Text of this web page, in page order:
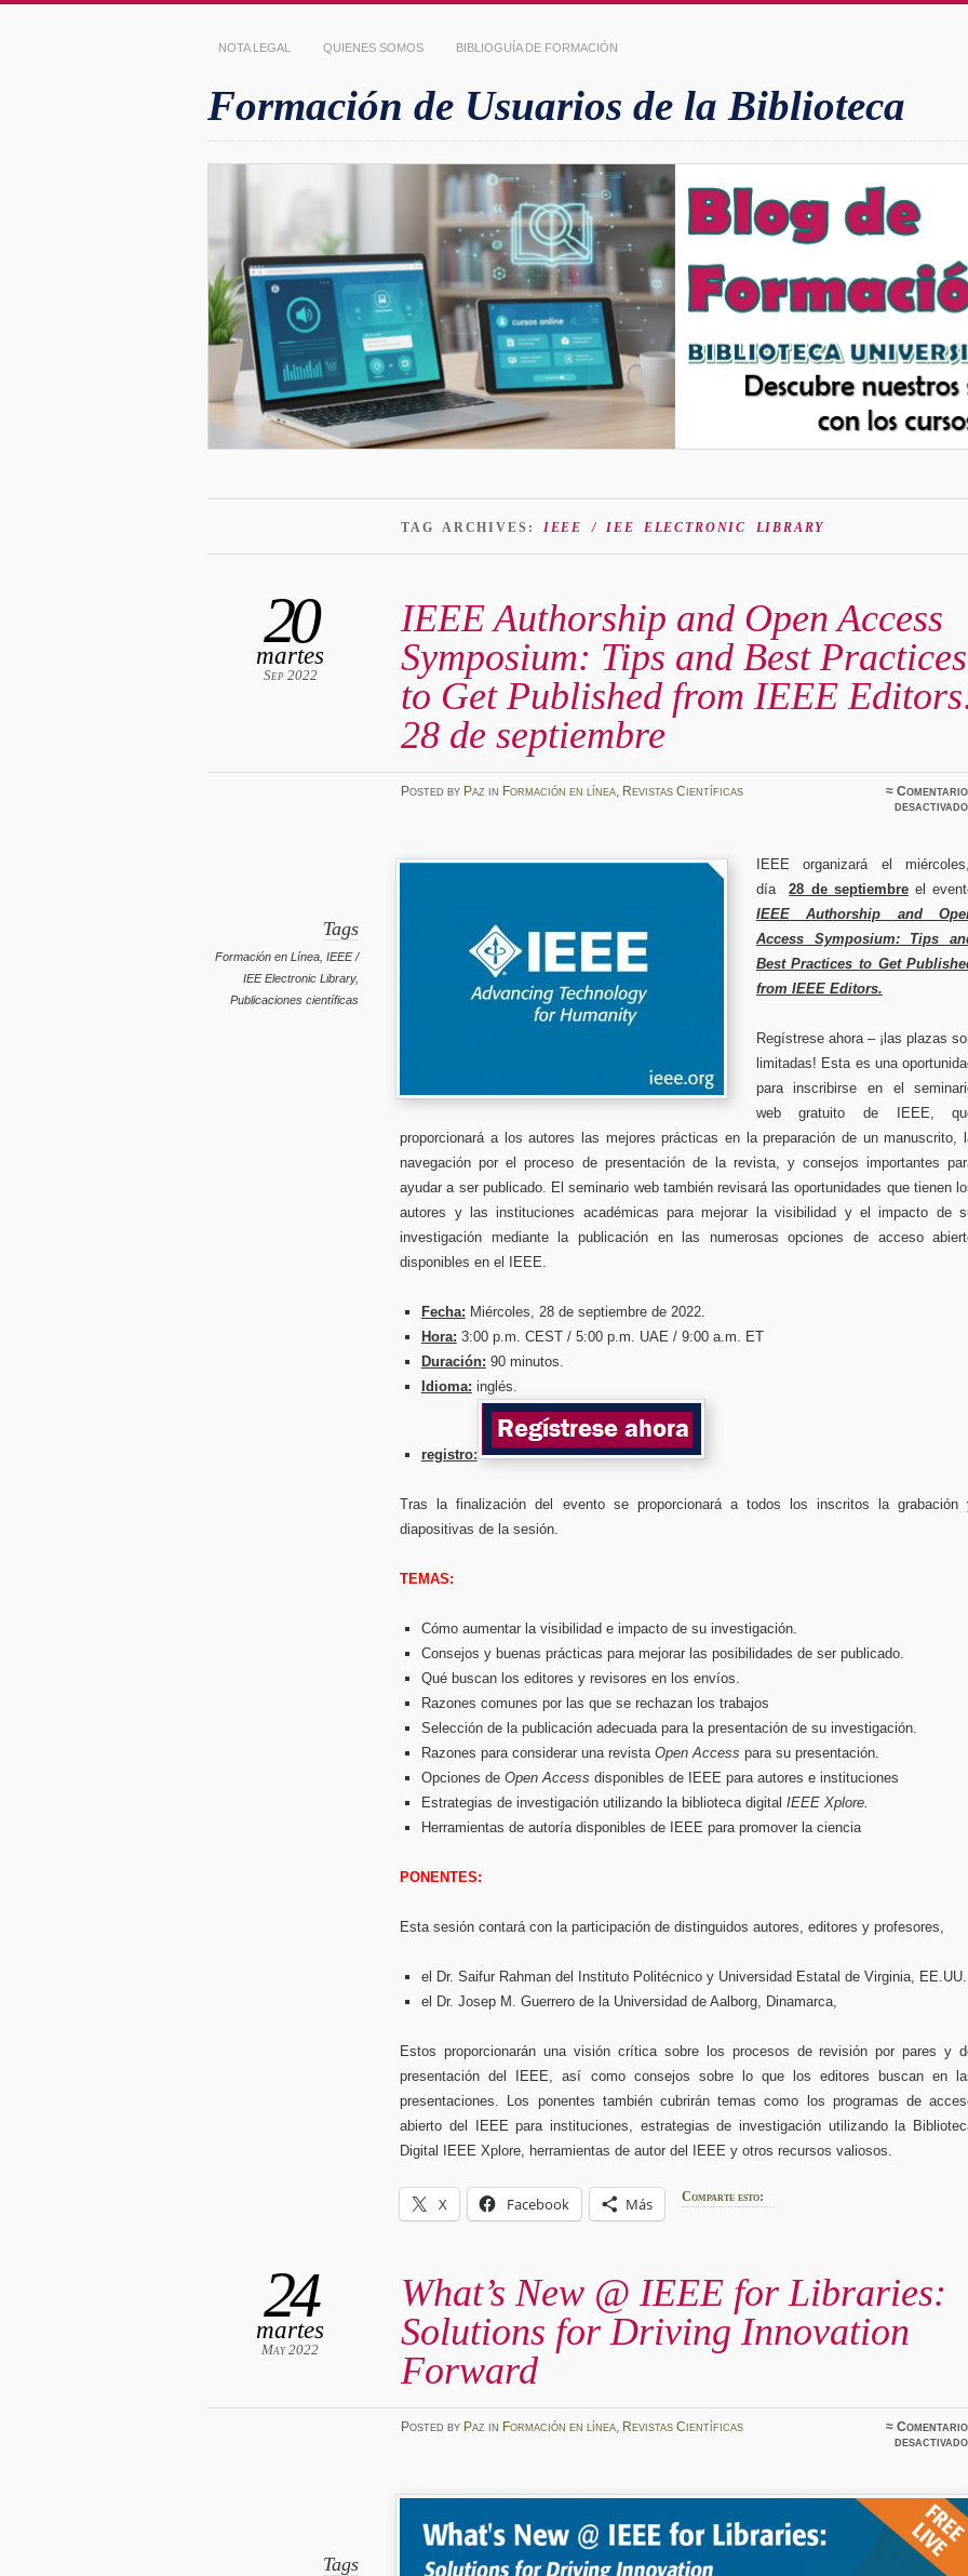
NOTA LEGAL QUIENES SOMOS BIBLIOGUÍA DE FORMACIÓN
Formación de Usuarios de la Biblioteca
TAG ARCHIVES: IEEE / IEE ELECTRONIC LIBRARY
IEEE Authorship and Open Access
Symposium: Tips and Best Practices
to Get Published from IEEE
28 de septiembre
20
martes
Sep 2022
Posted by Paz in Formación en línea, Revistas Científicas ≈
Tags
Formación en Línea ,IEEE /
IEE Electronic Library,
Publicaciones científicas
IEEE organizará el miércoles,
día28 de septiembreel
IEEE Authorship and
Access Symposium: Tips
Best Practices to Get
from IEEE Editors.
Regístrese ahora – ¡las plazas
limitadas! Esta es una
para inscribirse en el
web gratuito de IEEE,
proporcionará a los autores las mejores prácticas en la preparación de un manuscrito,
navegación por el proceso de presentación de la revista, y consejos importantes
ayudar a ser publicado. El seminario web también revisará las oportunidades que tienen
autores y las instituciones académicas para mejorar la visibilidad y el impacto de
investigación mediante la publicación en las numerosas opciones de acceso
disponibles en el IEEE.
Fecha: Miércoles, 28 de septiembre de 2022.
Hora: 3:00 p.m. CEST / 5:00 p.m. UAE / 9:00 a.m. ET
Duración: 90 minutos.
Idioma: inglés.
registro:
Tras la finalización del evento se proporcionará a todos los inscritos la grabación
diapositivas de la sesión.
TEMAS:
Cómo aumentar la visibilidad e impacto de su investigación.
Consejos y buenas prácticas para mejorar las posibilidades de ser publicado.
Qué buscan los editores y revisores en los envíos.
Razones comunes por las que se rechazan los trabajos
Selección de la publicación adecuada para la presentación de su investigación.
Razones para considerar una revista Open Access para su presentación.
Opciones de Open Access disponibles de IEEE para autores e instituciones
Estrategias de investigación utilizando la biblioteca digital IEEE Xplore.
Herramientas de autoría disponibles de IEEE para promover la ciencia
PONENTES:
Esta sesión contará con la participación de distinguidos autores, editores y profesores,
el Dr. Saifur Rahman del Instituto Politécnico y Universidad Estatal de Virginia, EE.UU.,
el Dr. Josep M. Guerrero de la Universidad de Aalborg, Dinamarca,
Estos proporcionarán una visión crítica sobre los procesos de revisión por pares y
presentación del IEEE, así como consejos sobre lo que los editores buscan en
presentaciones. Los ponentes también cubrirán temas como los programas de
abierto del IEEE para instituciones, estrategias de investigación utilizando la
Digital IEEE Xplore, herramientas de autor del IEEE y otros recursos valiosos.
Comparte esto:
X Facebook Más
What’s New @ IEEE for Libraries:
Solutions for Driving Innovation
Forward
24
martes
May 2022
Posted by Paz in Formación en línea, Revistas Científicas ≈
Tags